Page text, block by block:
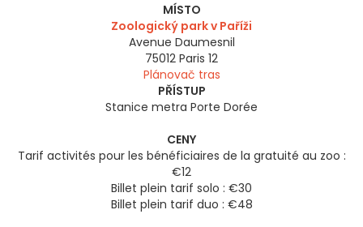
MÍSTO
Zoologický park v Paříži
Avenue Daumesnil
75012 Paris 12
Plánovač tras
PŘÍSTUP
Stanice metra Porte Dorée
CENY
Tarif activités pour les bénéficiaires de la gratuité au zoo :
€12
Billet plein tarif solo : €30
Billet plein tarif duo : €48